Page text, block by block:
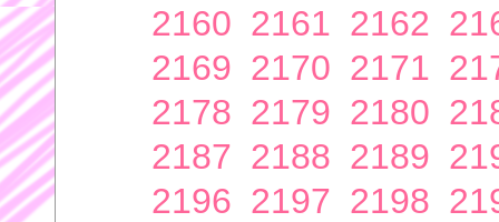
2160 2161 2162
2169 2170 2171
2178 2179 2180
2187 2188 2189
2196 2197 2198